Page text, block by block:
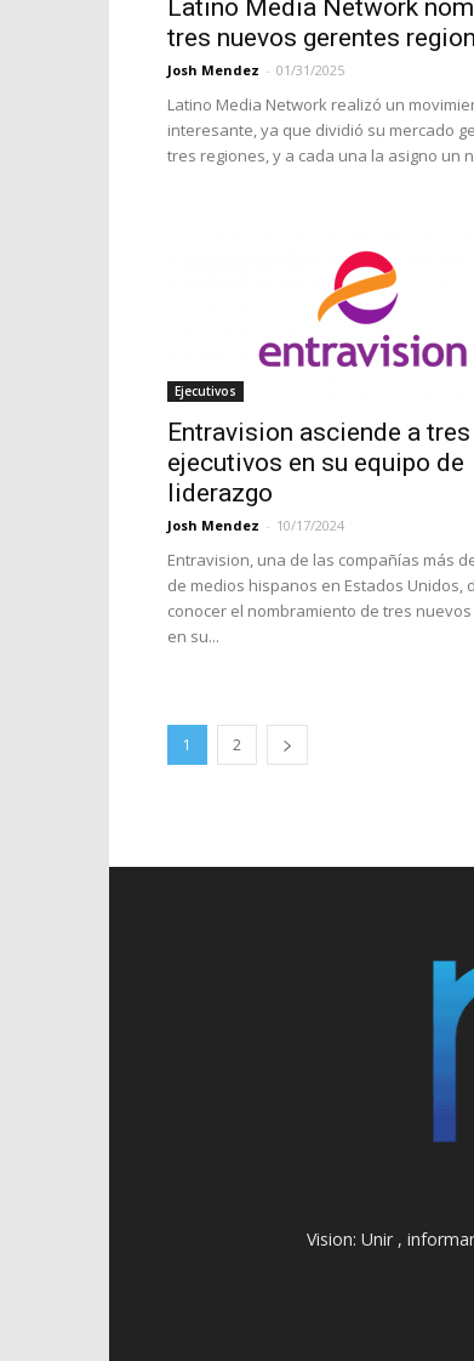
Latino Media Network
tres nuevos gerentes
Josh Mendez - 01/31/2025
Latino Media Network realizó un
interesante, ya que dividió su mercado
tres regiones, y a cada una la asigno un
Ejecutivos
Entravision asciende a tres
ejecutivos en su equipo de
liderazgo
Josh Mendez - 10/17/2024
Entravision, una de las compañías más
de medios hispanos en Estados Unidos,
conocer el nombramiento de tres
en su...
1 2
Vision: Unir ,